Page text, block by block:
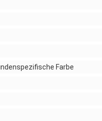
Farbe